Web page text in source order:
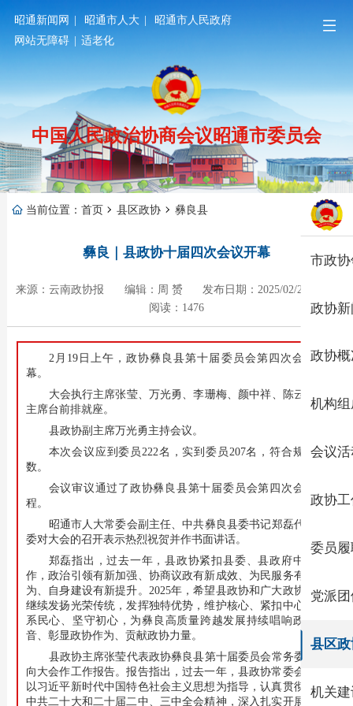
昭通新闻网 | 昭通市人大 |
昭通市人民政府
网站无障碍 | 适老化
中国人民政治协商会议昭通市委员会
市政
政协新
政协概
机构组
会议活
政协工
委员履
党派
县区政
机关建
当前位置： 首页 县区政协 彝良县
彝良｜县政协十届四次会议开幕
来源：云南政协报 编辑：周 赟
发布日期：2025/02/21 15:59
阅读：1476
2月19日上午，政协彝良县第十届委员会第四次会议开
幕。
大会执行主席张莹、万光勇、李珊梅、颜中祥、陈云富在
主席台前排就座。
县政协副主席万光勇主持会议。
本次会议应到委员222名，实到委员207名，符合规定人
数。
会议审议通过了政协彝良县第十届委员会第四次会议议
程。
昭通市人大常委会副主任、中共彝良县委书记郑磊代表县
委对大会的召开表示热烈祝贺并作书面讲话。
郑磊指出，过去一年，县政协紧扣县委、县政府中心工
作，政治引领有新加强、协商议政有新成效、为民服务有新作
为、自身建设有新提升。2025年，希望县政协和广大政协委员
继续发扬光荣传统，发挥独特优势，维护核心、紧扣中心、情
系民心、坚守初心，为彝良高质量跨越发展持续唱响政协声
音、彰显政协作为、贡献政协力量。
县政协主席张莹代表政协彝良县第十届委员会常务委员会
向大会作工作报告。报告指出，过去一年，县政协常委会坚持
以习近平新时代中国特色社会主义思想为指导，认真贯彻落实
中共二十大和二十届二中、三中全会精神，深入扎实开展党纪